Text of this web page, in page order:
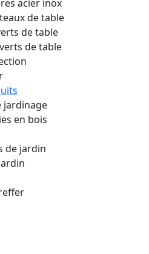
acier inox
de table
de table
de table
jardinage
en bois
de jardin